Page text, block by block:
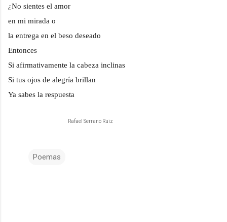
¿No sientes el amor
en mi mirada o
la entrega en el beso deseado
Entonces
Si afirmativamente la cabeza inclinas
Si tus ojos de alegría brillan
Ya sabes la respuesta
Rafael Serrano Ruiz
Poemas